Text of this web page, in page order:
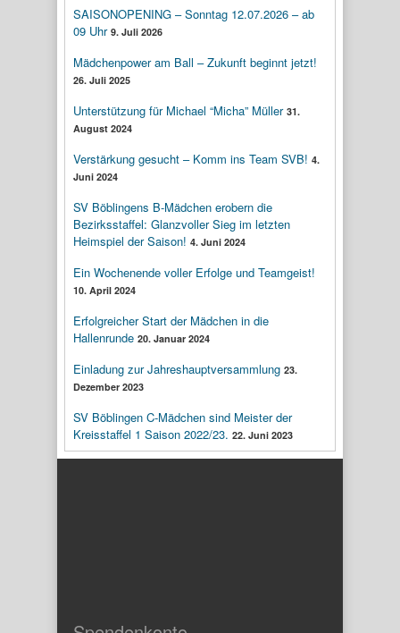
SAISONOPENING – Sonntag 12.07.2026 – ab
09 Uhr 9. Juli 2026
Mädchenpower am Ball – Zukunft beginnt jetzt!
26. Juli 2025
Unterstützung für Michael “Micha” Müller 31.
August 2024
Verstärkung gesucht – Komm ins Team SVB! 4.
Juni 2024
SV Böblingens B-Mädchen erobern die
Bezirksstaffel: Glanzvoller Sieg im letzten
Heimspiel der Saison! 4. Juni 2024
Ein Wochenende voller Erfolge und Teamgeist!
10. April 2024
Erfolgreicher Start der Mädchen in die
Hallenrunde 20. Januar 2024
Einladung zur Jahreshauptversammlung 23.
Dezember 2023
SV Böblingen C-Mädchen sind Meister der
Kreisstaffel 1 Saison 2022/23. 22. Juni 2023